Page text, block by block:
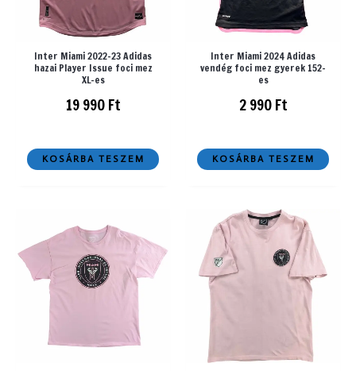
Inter Miami 2022-23 Adidas
hazai Player Issue foci mez
XL-es
19 990Ft
KOSÁRBA TESZEM
Inter Miami 2024 Adidas
vendég foci mez gyerek 152-
es
2 990Ft
KOSÁRBA TESZEM